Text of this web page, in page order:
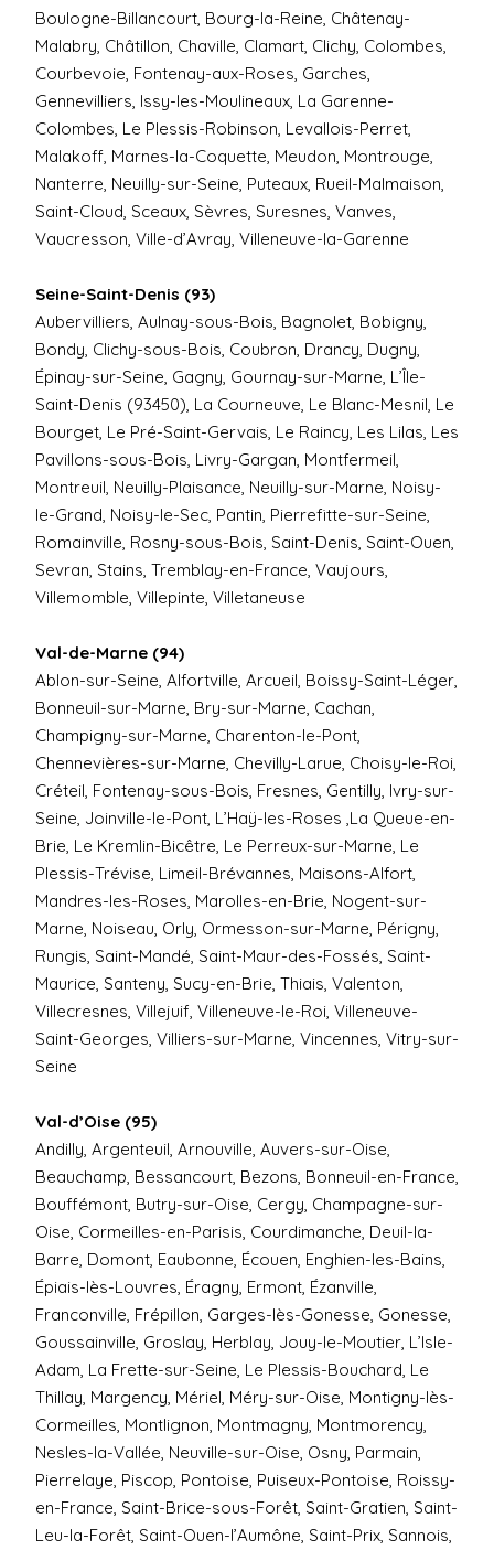
Boulogne-Billancourt, Bourg-la-Reine, Châtenay-
Malabry, Châtillon, Chaville, Clamart, Clichy, Colombes,
Courbevoie, Fontenay-aux-Roses, Garches,
Gennevilliers, Issy-les-Moulineaux, La Garenne-
Colombes, Le Plessis-Robinson, Levallois-Perret,
Malakoff, Marnes-la-Coquette, Meudon, Montrouge,
Nanterre, Neuilly-sur-Seine, Puteaux, Rueil-Malmaison,
Saint-Cloud, Sceaux, Sèvres, Suresnes, Vanves,
Vaucresson, Ville-d’Avray, Villeneuve-la-Garenne
Seine-Saint-Denis (93)
Aubervilliers, Aulnay-sous-Bois, Bagnolet, Bobigny,
Bondy, Clichy-sous-Bois, Coubron, Drancy, Dugny,
Épinay-sur-Seine, Gagny, Gournay-sur-Marne, L’Île-
Saint-Denis (93450), La Courneuve, Le Blanc-Mesnil, Le
Bourget, Le Pré-Saint-Gervais, Le Raincy, Les Lilas, Les
Pavillons-sous-Bois, Livry-Gargan, Montfermeil,
Montreuil, Neuilly-Plaisance, Neuilly-sur-Marne, Noisy-
le-Grand, Noisy-le-Sec, Pantin, Pierrefitte-sur-Seine,
Romainville, Rosny-sous-Bois, Saint-Denis, Saint-Ouen,
Sevran, Stains, Tremblay-en-France, Vaujours,
Villemomble, Villepinte, Villetaneuse
Val-de-Marne (94)
Ablon-sur-Seine, Alfortville, Arcueil, Boissy-Saint-Léger,
Bonneuil-sur-Marne, Bry-sur-Marne, Cachan,
Champigny-sur-Marne, Charenton-le-Pont,
Chennevières-sur-Marne, Chevilly-Larue, Choisy-le-Roi,
Créteil, Fontenay-sous-Bois, Fresnes, Gentilly, Ivry-sur-
Seine, Joinville-le-Pont, L’Haÿ-les-Roses ,La Queue-en-
Brie, Le Kremlin-Bicêtre, Le Perreux-sur-Marne, Le
Plessis-Trévise, Limeil-Brévannes, Maisons-Alfort,
Mandres-les-Roses, Marolles-en-Brie, Nogent-sur-
Marne, Noiseau, Orly, Ormesson-sur-Marne, Périgny,
Rungis, Saint-Mandé, Saint-Maur-des-Fossés, Saint-
Maurice, Santeny, Sucy-en-Brie, Thiais, Valenton,
Villecresnes, Villejuif, Villeneuve-le-Roi, Villeneuve-
Saint-Georges, Villiers-sur-Marne, Vincennes, Vitry-sur-
Seine
Val-d’Oise (95)
Andilly, Argenteuil, Arnouville, Auvers-sur-Oise,
Beauchamp, Bessancourt, Bezons, Bonneuil-en-France,
Bouffémont, Butry-sur-Oise, Cergy, Champagne-sur-
Oise, Cormeilles-en-Parisis, Courdimanche, Deuil-la-
Barre, Domont, Eaubonne, Écouen, Enghien-les-Bains,
Épiais-lès-Louvres, Éragny, Ermont, Ézanville,
Franconville, Frépillon, Garges-lès-Gonesse, Gonesse,
Goussainville, Groslay, Herblay, Jouy-le-Moutier, L’Isle-
Adam, La Frette-sur-Seine, Le Plessis-Bouchard, Le
Thillay, Margency, Mériel, Méry-sur-Oise, Montigny-lès-
Cormeilles, Montlignon, Montmagny, Montmorency,
Nesles-la-Vallée, Neuville-sur-Oise, Osny, Parmain,
Pierrelaye, Piscop, Pontoise, Puiseux-Pontoise, Roissy-
en-France, Saint-Brice-sous-Forêt, Saint-Gratien, Saint-
Leu-la-Forêt, Saint-Ouen-l’Aumône, Saint-Prix, Sannois,